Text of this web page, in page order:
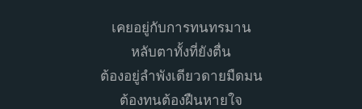
เคยอยู่กับการทนทรมาน
หลับตาทั้งที่ยังตื่น
ต้องอยู่ลำพังเดียวดายมืดมน
ต้องทนต้องฝืนหายใจ